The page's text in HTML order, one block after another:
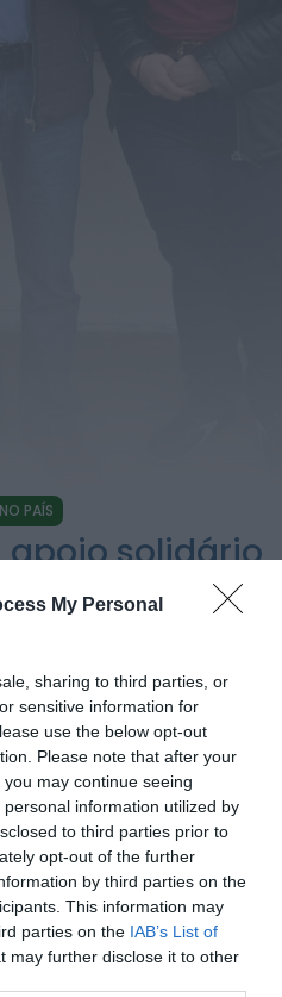
My Personal
sharing to third parties, or
sensitive information for
use the below opt-out
Please note that after your
may continue seeing
information utilized by
to third parties prior to
opt-out of the further
by third parties on the
This information may
parties on the IAB’s List of
may further disclose it to other
por litro já...
Notícias de Águeda • Notícias de
da Bairrada+1 mais
Águeda
António Militar” leva ao
do Buçaco uma dimensão...
e nova Universidade
cooperação e traçam
NO PAÍS
solidário
10 mil euros
Dr. José
14 DE ABRIL, 2026
atribuiu um donativo de 10